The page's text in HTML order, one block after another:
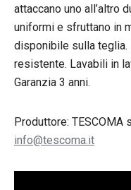
attaccano uno all’altro
uniformi e sfruttano in
disponibile sulla
resistente. Lavabili in
Garanzia 3 anni.
Produttore: TESCOMA
info@tescoma.it